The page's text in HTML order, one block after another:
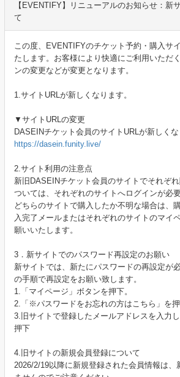
【EVENTIFY】リニューアルのお知らせ：新
て
この度、EVENTIFYのチケット予約・購入サ
たします。お客様により快適にご利用いただ
ンの変更などが変更となります。
1.サイトURLが新しくなります。
▼サイトURLの変更
DASEINチケット会員のサイトURLが新しくな
https://dasein.funity.live/
2.サイト利用の注意点
新旧DASEINチケット会員のサイトでそれぞ
ついては、それぞれのサイトへログインが必要
どちらのサイトで購入したか不明な場合は、
入完了メールまたはそれぞれのサイトのマイ
願いいたします。
3．新サイトでのパスワード再設定のお願い
新サイトでは、新たにパスワードの再設定が
の手順で再設定をお願い致します。
1.「マイページ」ボタンを押下。
2.「※パスワードをお忘れの方はこちら」を押
3.旧サイトで登録したメールアドレスを入力
押下
4.旧サイトの新規会員登録について
2026/2/19以降に新規登録された会員情報は、